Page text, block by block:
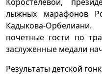
лыжных марафонов
Кадыкова-
почетные гости по
заслуженные медали
Результаты детской